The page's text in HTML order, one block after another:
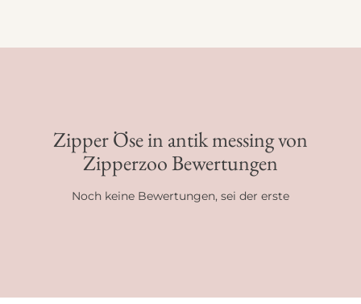
Zipper Öse in antik messing von
Zipperzoo Bewertungen
Noch keine Bewertungen, sei der erste